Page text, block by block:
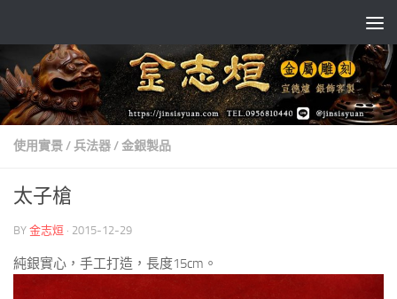
使用實景/兵法器/金銀製品
太子槍
BY 金志烜 · 2015-12-29
純銀實心，手工打造，長度15cm。